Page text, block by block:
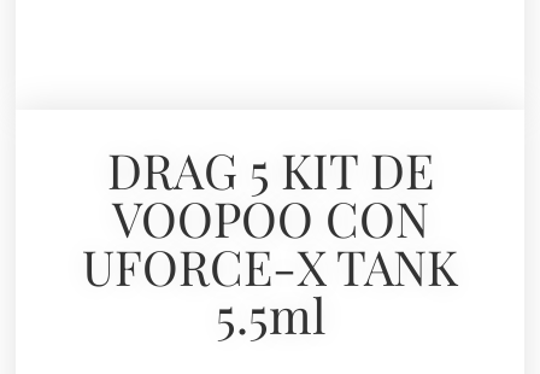
DRAG 5 KIT DE
VOOPOO CON
UFORCE-X TANK
5.5ml